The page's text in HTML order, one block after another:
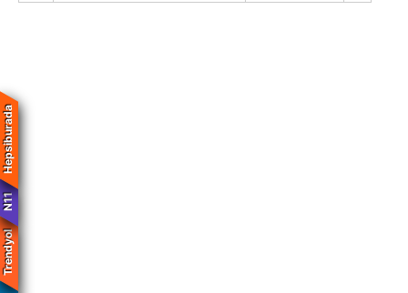
Trendyol
N11
Hepsiburada